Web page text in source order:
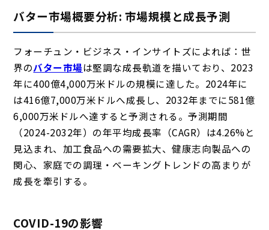
バター市場概要分析: 市場規模と成長予測
フォーチュン・ビジネス・インサイトズによれば：世
界のバター市場は堅調な成長軌道を描いており、2023
年に400億4,000万米ドルの規模に達した。2024年に
は416億7,000万米ドルへ成長し、2032年までに581億
6,000万米ドルへ達すると予測される。予測期間
（2024-2032年）の年平均成長率（CAGR）は4.26%と
見込まれ、加工食品への需要拡大、健康志向製品への
関心、家庭での調理・ベーキングトレンドの高まりが
成長を牽引する。
COVID-19の影響